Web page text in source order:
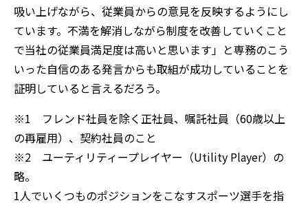
吸い上げながら、従業員からの意見を反映するようにし
ています。不満を解消しながら制度を改善していくこと
で当社の従業員満足度は高いと思います」と専務のこう
いった自信のある発言からも取組が成功していることを
証明していると言えるだろう。
※1 フレンド社員を除く正社員、嘱託社員（60歳以上
の再雇用）、契約社員のこと
※2 ユーティリティープレイヤー（Utility Player）の
略。
1人でいくつものポジションをこなすスポーツ選手を指